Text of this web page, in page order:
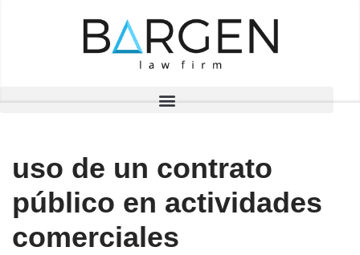
uso de un contrato
público en actividades
comerciales